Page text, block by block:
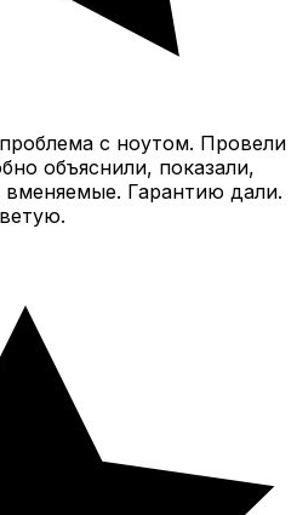
с ноутом. Провели
объяснили, показали,
вменяемые. Гарантию дали.